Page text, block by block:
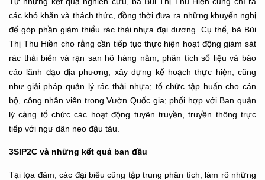
các khó khăn và thách thức, đồng thời đưa ra những khuyến nghị
để góp phần giảm thiểu rác thải nhựa đại dương. Cụ thể, bà Bùi
Thị Thu Hiền cho rằng cần tiếp tục thực hiện hoạt động giám sát
rác thải biển và rạn san hô hàng năm, phân tích số liệu và báo
cáo lãnh đạo địa phương; xây dựng kế hoạch thực hiện, cũng
như giải pháp quản lý rác thải nhựa; tổ chức tập huấn cho cán
bộ, công nhân viên trong Vườn Quốc gia; phối hợp với Ban quản
lý cảng tổ chức các hoạt động tuyên truyền, truyền thông trực
tiếp với ngư dân neo đậu tàu.
3SIP2C và những kết quả ban đầu
Tại tọa đàm, các đại biểu cũng tập trung phân tích, làm rõ những